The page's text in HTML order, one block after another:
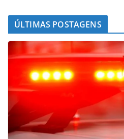
ÚLTIMAS POSTAGENS